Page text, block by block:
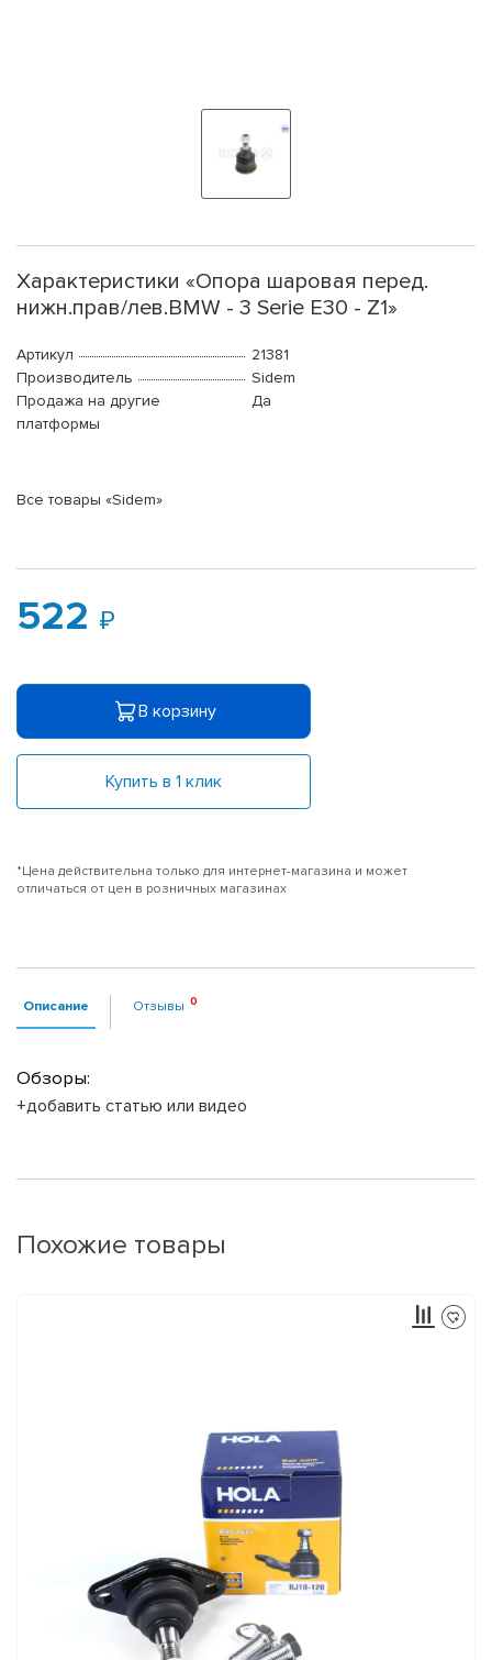
Характеристики «Опора шаровая перед.
нижн.прав/лев.BMW - 3 Serie E30 - Z1»
Артикул
21381
Производитель
Sidem
Продажа на другие
платформы
Да
Все товары «Sidem»
522
В корзину
Купить в 1 клик
*Цена действительна только для интернет-магазина и может
отличаться от цен в розничных магазинах
Описание Отзывы
Обзоры:
+добавить статью или видео
Похожие товары